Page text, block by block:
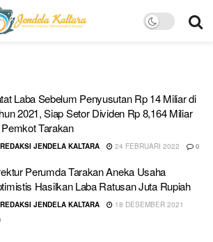
Laba Sebelum Penyusutan Rp 14 Miliar di
2021, Siap Setor Dividen Rp 8,164 Miliar
Tarakan
REDAKSI JENDELA KALTARA 24 FEBRUARI 2022 0
Perumda Tarakan Aneka Usaha
Hasilkan Laba Ratusan Juta Rupiah
REDAKSI JENDELA KALTARA
18 DESEMBER 2021